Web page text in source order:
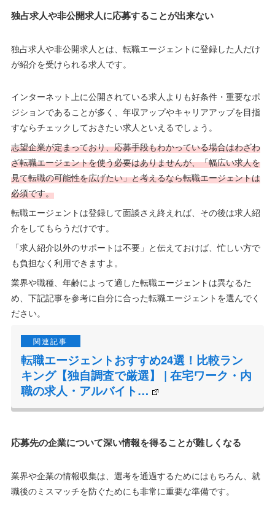
独占求人や非公開求人に応募することが出来ない
独占求人や非公開求人とは、転職エージェントに登録した人だけ
が紹介を受けられる求人です。
インターネット上に公開されている求人よりも好条件・重要なポ
ジションであることが多く、年収アップやキャリアアップを目指
すならチェックしておきたい求人といえるでしょう。
志望企業が定まっており、応募手段もわかっている場合はわざわ
ざ転職エージェントを使う必要はありませんが、「幅広い求人を
見て転職の可能性を広げたい」と考えるなら転職エージェントは
必須です。
転職エージェントは登録して面談さえ終えれば、その後は求人紹
介をしてもらうだけです。
「求人紹介以外のサポートは不要」と伝えておけば、忙しい方で
も負担なく利用できますよ。
業界や職種、年齢によって適した転職エージェントは異なるた
め、下記記事を参考に自分に合った転職エージェントを選んでく
ださい。
転職エージェントおすすめ24選！比較ラン
キング【独自調査で厳選】 | 在宅ワーク・内
職の求人・アルバイト…
応募先の企業について深い情報を得ることが難しくなる
業界や企業の情報収集は、選考を通過するためにはもちろん、就
職後のミスマッチを防ぐためにも非常に重要な準備です。